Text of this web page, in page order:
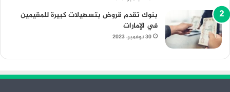
بنوك تقدم قروض بتسهيلات كبيرة للمقيمين
في الإمارات
30 نوفمبر، 2023